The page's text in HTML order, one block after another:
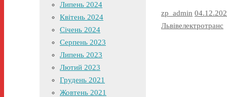
zp_admin
Львівелектротранс
Липень 2024
Квітень 2024
Січень 2024
Серпень 2023
Липень 2023
Лютий 2023
Грудень 2021
Жовтень 2021